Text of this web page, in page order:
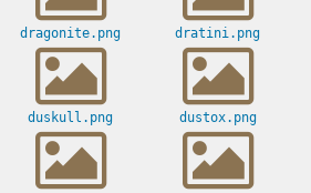
dragonite.png dratini.png
duskull.png dustox.png